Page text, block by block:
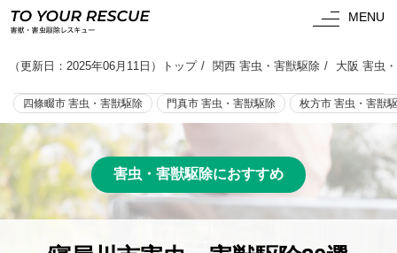
MENU
（更新日：2025年06月11日 ） トップ 関西 害虫・害獣駆除 大阪 害虫
四條畷市 害虫・害獣駆除 門真市 害虫・害獣駆除 枚方市 害虫・害獣
害虫・害獣駆除におすすめ